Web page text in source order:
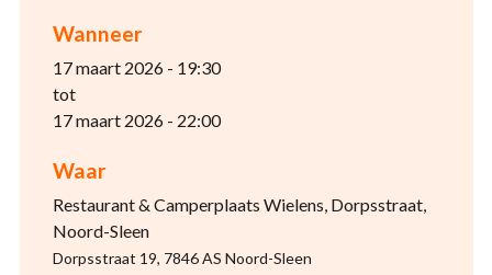
Wanneer
17 maart 2026 - 19:30
tot
17 maart 2026 - 22:00
Waar
Restaurant & Camperplaats Wielens, Dorpsstraat,
Noord-Sleen
Dorpsstraat 19, 7846 AS Noord-Sleen